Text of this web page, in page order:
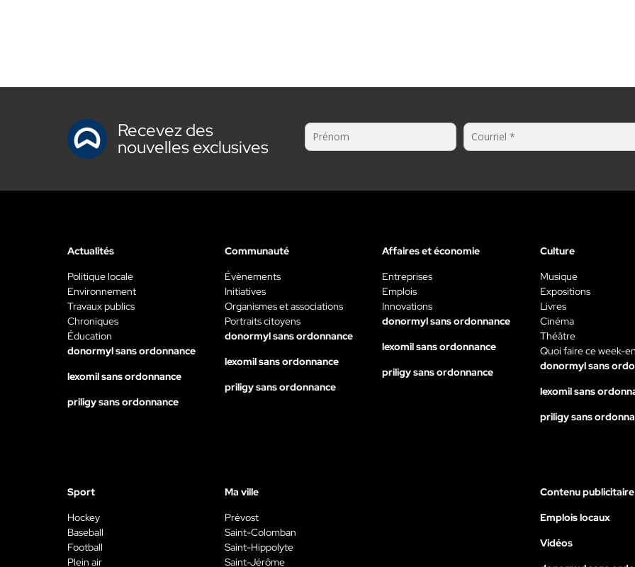
Recevez des
nouvelles exclusives
Actualités
Politique locale
Environnement
Travaux publics
Chroniques
Éducation
donormyl sans ordonnance
lexomil sans ordonnance
priligy sans ordonnance
Communauté
Évènements
Initiatives
Organismes et associations
Portraits citoyens
donormyl sans ordonnance
lexomil sans ordonnance
priligy sans ordonnance
Affaires et économie
Entreprises
Emplois
Innovations
donormyl sans ordonnance
lexomil sans ordonnance
priligy sans ordonnance
Culture
Musique
Expositions
Livres
Cinéma
Théâtre
Quoi faire ce week-
donormyl sans
lexomil sans
priligy sans
Sport
Hockey
Baseball
Football
Plein air
Ma ville
Prévost
Saint-Colomban
Saint-Hippolyte
Saint-Jérôme
Contenu publicitaire
Emplois locaux
Vidéos